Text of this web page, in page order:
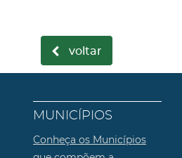
voltar
MUNICÍPIOS
Conheça os Municípios